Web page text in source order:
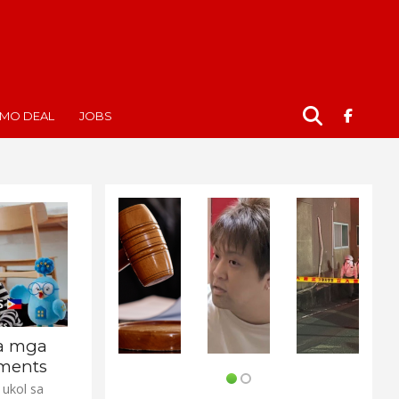
DEAL JOBS
mga
sa